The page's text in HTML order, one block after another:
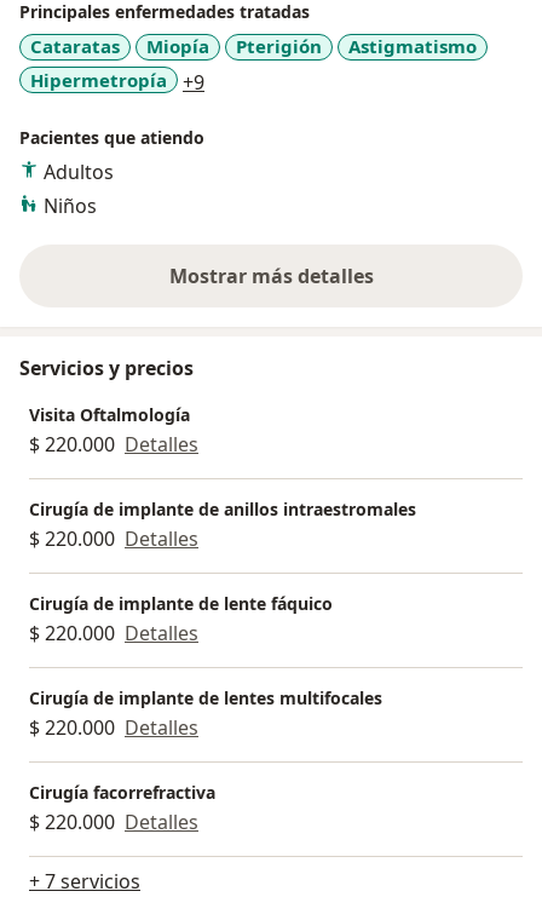
en Torre Médica Ciudad del Río (Clínica Clofan).
Principales enfermedades tratadas
Cataratas Miopía Pterigión
Astigmatismo
Hipermetropía
+9a11y_sr_more_diseases
Pacientes que atiendo
Adultos
Niños
Mostrar más detalles
sobre la experiencia
Servicios y precios
Visita Oftalmología
$ 220.000 Detalles
Cirugía de implante de anillos intraestromales
$ 220.000 Detalles
Cirugía de implante de lente fáquico
$ 220.000 Detalles
Cirugía de implante de lentes multifocales
$ 220.000 Detalles
Cirugía facorrefractiva
$ 220.000 Detalles
+ 7 servicios